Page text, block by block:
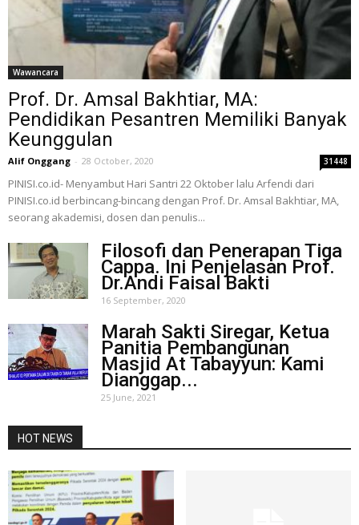
Wawancara
Prof. Dr. Amsal Bakhtiar, MA:
Pendidikan Pesantren Memiliki Banyak
Keunggulan
Alif Onggang - 28 October, 2020 31448
PINISI.co.id- Menyambut Hari Santri 22 Oktober lalu Arfendi dari
PINISI.co.id berbincang-bincang dengan Prof. Dr. Amsal Bakhtiar, MA,
seorang akademisi, dosen dan penulis...
Filosofi dan Penerapan Tiga
Cappa. Ini Penjelasan Prof.
Dr.Andi Faisal Bakti
16 September, 2020
Marah Sakti Siregar, Ketua
Panitia Pembangunan
Masjid At Tabayyun: Kami
Dianggap...
25 June, 2021
HOT NEWS